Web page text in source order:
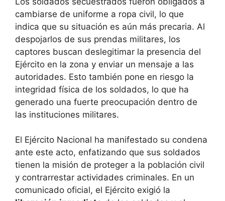
cambiarse de uniforme a ropa civil, lo que
indica que su situación es aún más precaria. Al
despojarlos de sus prendas militares, los
captores buscan deslegitimar la presencia del
Ejército en la zona y enviar un mensaje a las
autoridades. Esto también pone en riesgo la
integridad física de los soldados, lo que ha
generado una fuerte preocupación dentro de
las instituciones militares.
El Ejército Nacional ha manifestado su condena
ante este acto, enfatizando que sus soldados
tienen la misión de proteger a la población civil
y contrarrestar actividades criminales. En un
comunicado oficial, el Ejército exigió la